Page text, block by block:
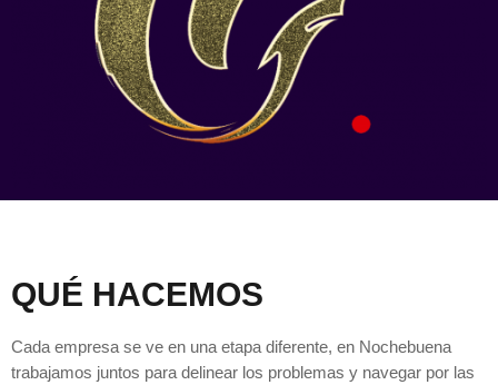
QUÉ HACEMOS
Cada empresa se ve en una etapa diferente, en Nochebuena
trabajamos juntos para delinear los problemas y navegar por las